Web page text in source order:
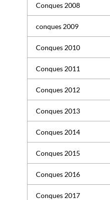
Conques 2008
conques 2009
Conques 2010
Conques 2011
Conques 2012
Conques 2013
Conques 2014
Conques 2015
Conques 2016
Conques 2017